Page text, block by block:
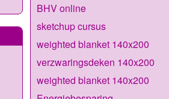
BHV online
sketchup cursus
weighted blanket 140x200
verzwaringsdeken 140x200
weighted blanket 140x200